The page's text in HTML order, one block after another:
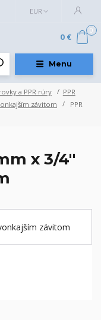
Menu
EUR
0
0 €
a PPR rúry
PPR
závitom
PPR
x 3/4"